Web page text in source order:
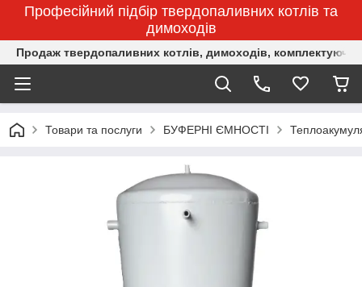
Професійний підбір твердопаливних котлів та
димоходів
Продаж твердопаливних котлів, димоходів,
Товари та послуги БУФЕРНІ ЄМНОСТІ